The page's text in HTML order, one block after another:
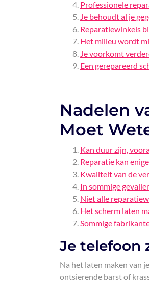
Professionele
Je behoudt al je
Reparatiewinkels
Het milieu wordt
Je voorkomt
Een gerepareerd
Nadelen
Moet
Kan duur zijn,
Reparatie kan
Kwaliteit van de
In sommige
Niet alle
Het scherm laten
Sommige
Je telefoon
Na het laten maken van
ontsierende barst of